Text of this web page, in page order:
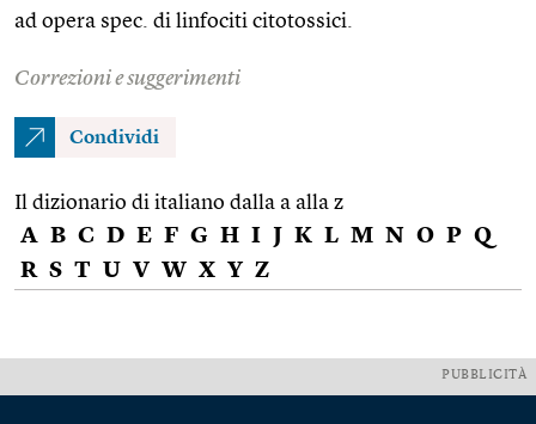
ad opera spec. di linfociti citotossici.
Correzioni e suggerimenti
Condividi
Il dizionario di italiano dalla a alla z
A B C D E F G H I J K L M N O P Q
R S T U V W X Y Z
PUBBLICITÀ